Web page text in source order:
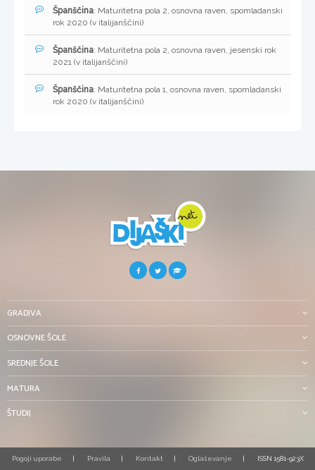
Španščina: Maturitetna pola 2, osnovna raven, spomladanski
rok 2020 (v italijanščini)
Španščina: Maturitetna pola 2, osnovna raven, jesenski rok
2021 (v italijanščini)
Španščina: Maturitetna pola 1, osnovna raven, spomladanski
rok 2020 (v italijanščini)
GRADIVA
OSNOVNE ŠOLE
SREDNJE ŠOLE
MATURA
ŠTUDIJ
Pogoji uporabe Pravila Kontakt Oglaševanje ISSN 1581-923X